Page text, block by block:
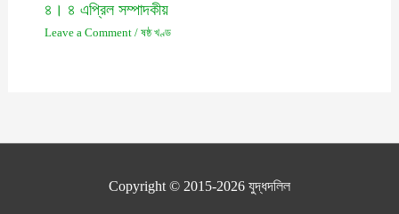
৪। ৪ এপ্রিল সম্পাদকীয়
Leave a Comment / ষষ্ঠ খণ্ড
Copyright © 2015-2026 যুদ্ধদলিল